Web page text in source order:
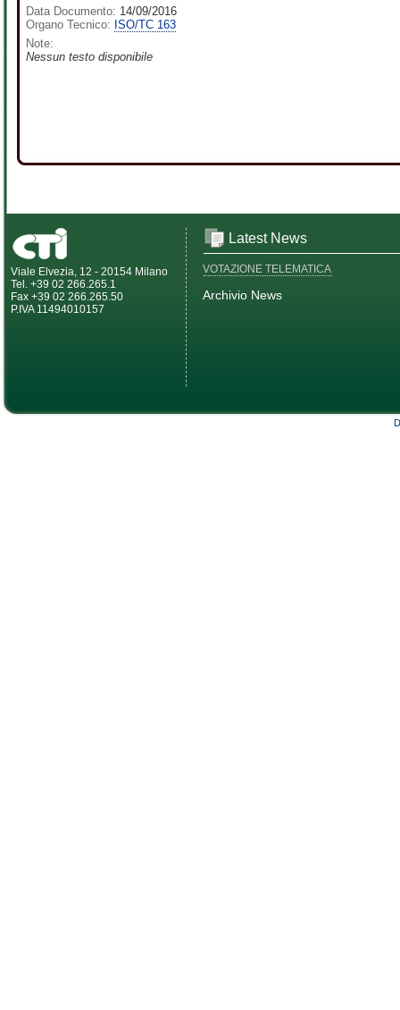
Data Documento: 14/09/2016
Organo Tecnico: ISO/TC 163
Note:
Nessun testo disponibile
Viale Elvezia, 12 - 20154 Milano
Tel. +39 02 266.265.1
Fax +39 02 266.265.50
P.IVA 11494010157
Latest News
VOTAZIONE TELEMATICA
Archivio News